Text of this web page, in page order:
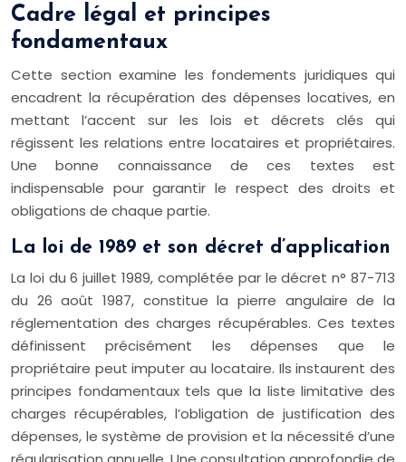
Cadre légal et principes
fondamentaux
Cette section examine les fondements juridiques qui
encadrent la récupération des dépenses locatives, en
mettant l’accent sur les lois et décrets clés qui
régissent les relations entre locataires et propriétaires.
Une bonne connaissance de ces textes est
indispensable pour garantir le respect des droits et
obligations de chaque partie.
La loi de 1989 et son décret d’application
La loi du 6 juillet 1989, complétée par le décret n° 87-713
du 26 août 1987, constitue la pierre angulaire de la
réglementation des charges récupérables. Ces textes
définissent précisément les dépenses que le
propriétaire peut imputer au locataire. Ils instaurent des
principes fondamentaux tels que la liste limitative des
charges récupérables, l’obligation de justification des
dépenses, le système de provision et la nécessité d’une